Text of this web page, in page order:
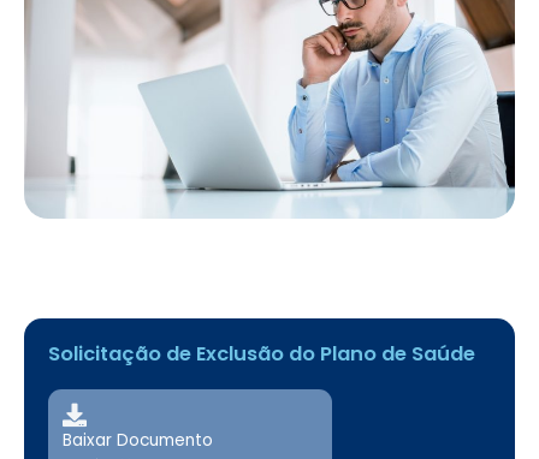
Solicitação de Exclusão do Plano de Saúde
Baixar Documento